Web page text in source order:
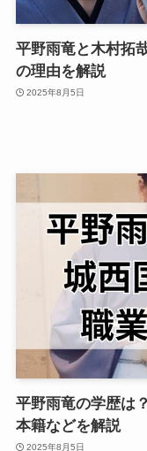
平野雨竜と木村拓
の理由を解説
2025年8月5日
平野雨竜の学歴は
本籍などを解説
2025年8月5日